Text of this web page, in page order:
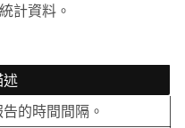
計資料。
述
的時間間隔。